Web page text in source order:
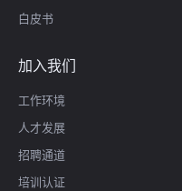
白皮书
加入我们
工作环境
人才发展
招聘通道
培训认证